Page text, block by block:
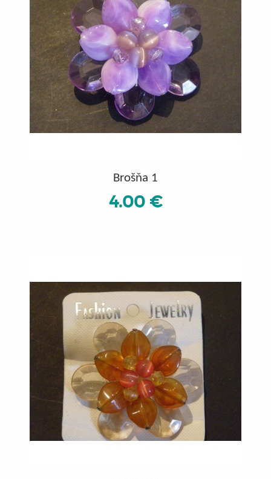
Brošňa 1
4.00 €